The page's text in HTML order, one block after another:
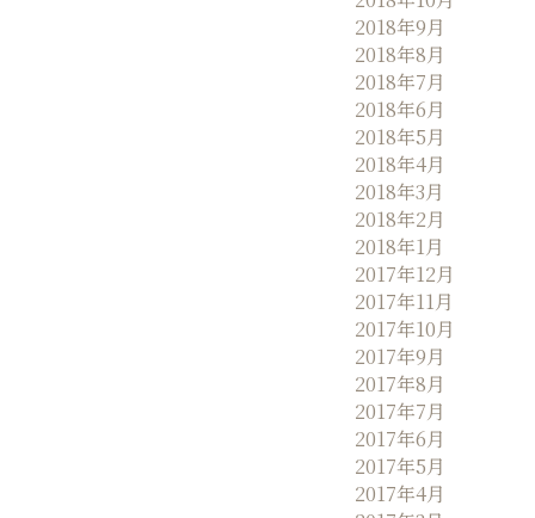
2018年9月
2018年8月
2018年7月
2018年6月
2018年5月
2018年4月
2018年3月
2018年2月
2018年1月
2017年12月
2017年11月
2017年10月
2017年9月
2017年8月
2017年7月
2017年6月
2017年5月
2017年4月